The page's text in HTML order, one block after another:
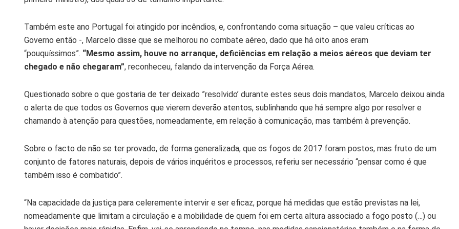
Também este ano Portugal foi atingido por incêndios, e, confrontando coma situação – que valeu críticas ao
Governo então -, Marcelo disse que se melhorou no combate aéreo, dado que há oito anos eram
“pouquíssimos”. “Mesmo assim, houve no arranque, deficiências em relação a meios aéreos que deviam ter
chegado e não chegaram”, reconheceu, falando da intervenção da Força Aérea.
Questionado sobre o que gostaria de ter deixado ”resolvido’ durante estes seus dois mandatos, Marcelo deixou ainda
o alerta de que todos os Governos que vierem deverão atentos, sublinhando que há sempre algo por resolver e
chamando à atenção para questões, nomeadamente, em relação à comunicação, mas também à prevenção.
Sobre o facto de não se ter provado, de forma generalizada, que os fogos de 2017 foram postos, mas fruto de um
conjunto de fatores naturais, depois de vários inquéritos e processos, referiu ser necessário “pensar como é que
também isso é combatido”.
“Na capacidade da justiça para celeremente intervir e ser eficaz, porque há medidas que estão previstas na lei,
nomeadamente que limitam a circulação e a mobilidade de quem foi em certa altura associado a fogo posto (…) ou